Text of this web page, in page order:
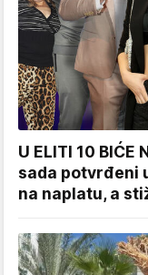
U ELITI 10 BIĆE
sada potvrđeni
na naplatu, a